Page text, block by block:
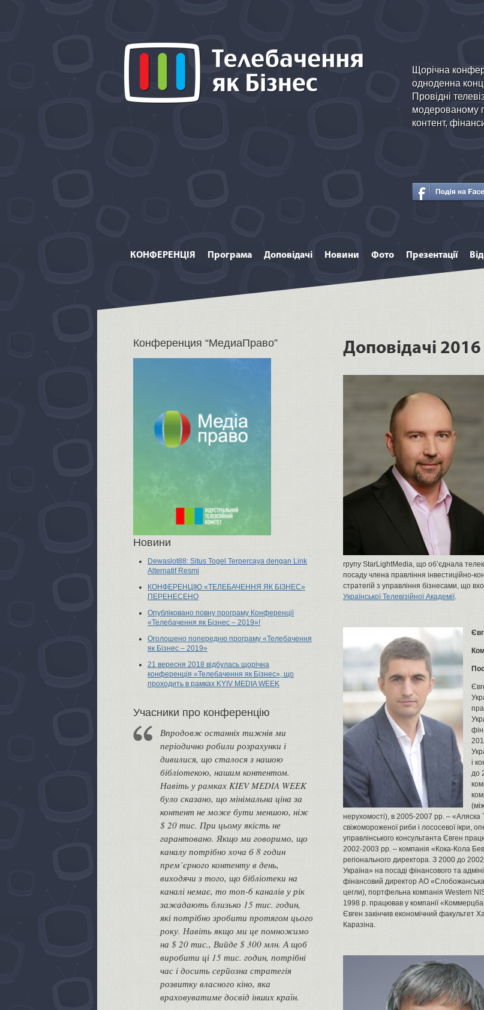
Щорічна
одноденна
Провідні
модерованому
контент,
КОНФЕРЕНЦІЯ Програма Доповідачі Новини Фото Презентації
Конференция “МедиаПраво”
Новини
Dewaslot88: Situs Togel Terpercaya dengan Link
Alternatif Resmi
КОНФЕРЕНЦІЮ «ТЕЛЕБАЧЕННЯ ЯК БІЗНЕС»
ПЕРЕНЕСЕНО
Опубліковано повну програму Конференції
«Телебачення як Бізнес – 2019»!
Оголошено попередню програму «Телебачення
як Бізнес – 2019»
21 вересня 2018 відбулась щорічна
конференція «Телебачення як Бізнес», що
проходить в рамках KYIV MEDIA WEEK
Учасники про конференцію
Впродовж останніх тижнів ми
періодично робили розрахунки і
дивилися, що сталося з нашою
бібліотекою, нашим контентом.
Навіть у рамках KIEV MEDIA WEEK
було сказано, що мінімальна ціна за
контент не може бути меншою, ніж
$ 20 тис. При цьому якість не
гарантовано. Якщо ми говоримо, що
каналу потрібно хоча б 8 годин
прем’єрного контенту в день,
виходячи з того, що бібліотеки на
каналі немає, то топ-6 каналів у рік
зажадають близько 15 тис. годин,
які потрібно зробити протягом цього
року. Навіть якщо ми це помножимо
на $ 20 тис., Вийде $ 300 млн. А щоб
виробити ці 15 тис. годин, потрібні
час і досить серйозна стратегія
розвитку власного кіно, яка
враховуватиме досвід інших країн.
Доповідачі
групу StarLightMedia, що об’єднала
посаду члена правління інвестиційно-
стратегій з управління бізнесами, що
Української Телевізійної Академії.
і
до
нерухомості), в 2005-2007 рр. –
свіжомороженої риби і лососевої ікри,
управлінського консультанта Євген
2002-2003 рр. – компанія «Кока-Кола
регіонального директора. З 2000 до
Україна» на посаді фінансового та
фінансовий директор АО
цегли), портфельна компанія Western
1998 р. працював у компанії
Євген закінчив економічний факультет
Каразіна.